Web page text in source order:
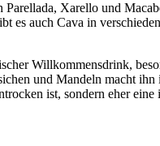
Xarello und
auch Cava in
Willkommensdrink,
und Mandeln macht
ist, sondern eher